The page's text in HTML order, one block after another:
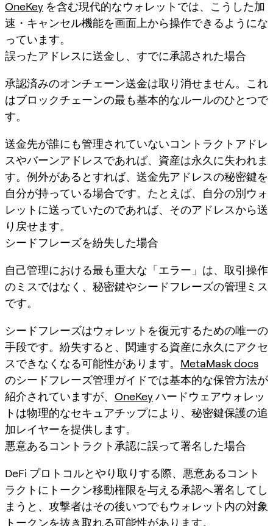
OneKey を含む現代的なウォレットでは、こうした加
速・キャンセル機能を画面上から操作できるようにな
っています。
誤ったアドレスに送金し、すでに承認された場合
承認済みのオンチェーン送金は取り消せません。これ
はブロックチェーンの最も基本的なルールのひとつで
す。
送金先が誰にも管理されていないコントラクトアドレ
スやバーンアドレスであれば、資産は永久に失われま
す。例外があるとすれば、送金先アドレスの秘密鍵を
自分が持っている場合です。たとえば、自分の別ウォ
レットに送っていたのであれば、そのアドレスから送
り戻せます。
シードフレーズを紛失した場合
自己管理における最も重大な「エラー」は、取引操作
のミスではなく、秘密鍵やシードフレーズの管理ミス
です。
シードフレーズはウォレットを復元するための唯一の
手段です。紛失すると、関連する資産に永久にアクセ
スできなくなる可能性があります。 MetaMask docs
のシードフレーズ管理ガイドでは基本的な保管方法が
紹介されていますが、 OneKeyハードウェアウォレッ
トは物理的なセキュアチップにより、秘密鍵保護の追
加レイヤーを提供します。
悪意あるコントラクト承認に誤って署名した場合
DeFi プロトコルとやり取りする際、悪意あるコント
ラクトにトークン移動権限を与える承認へ署名してし
まうと、攻撃者はその後いつでもウォレット内の対象
トークンを抜き取れる可能性があります。